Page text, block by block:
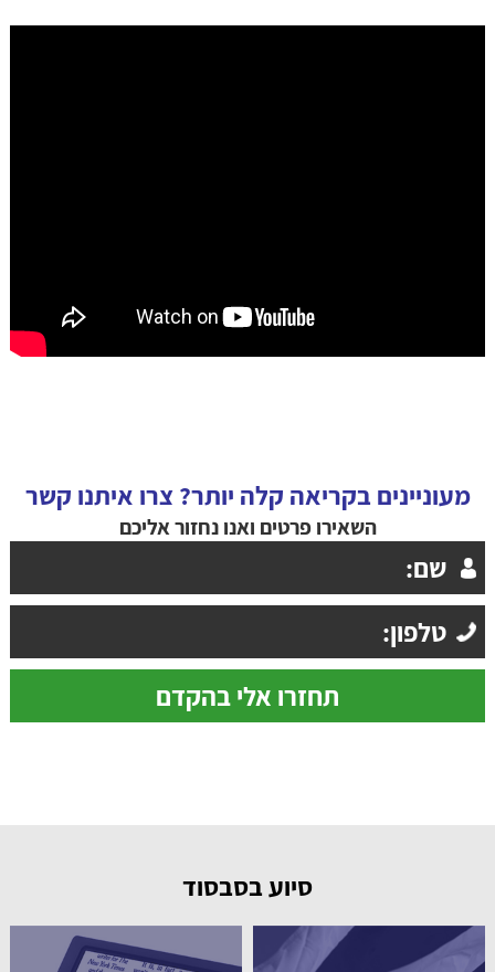
מעוניינים בקריאה קלה יותר? צרו איתנו קשר
השאירו פרטים ואנו נחזור אליכם
סיוע בסבסוד